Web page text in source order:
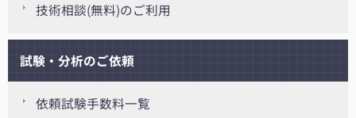
技術相談(無料)のご利用
試験・分析のご依頼
依頼試験手数料一覧